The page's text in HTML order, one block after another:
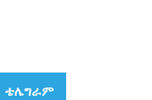
ቴሌግራም